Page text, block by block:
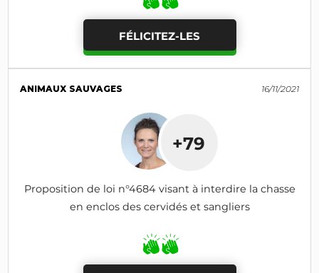
FÉLICITEZ-LES
ANIMAUX SAUVAGES 16/11/2021
+79
Proposition de loi n°4684 visant à interdire la chasse
en enclos des cervidés et sangliers